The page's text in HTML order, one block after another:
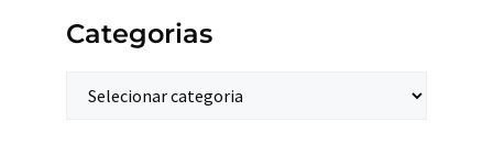
Categorias